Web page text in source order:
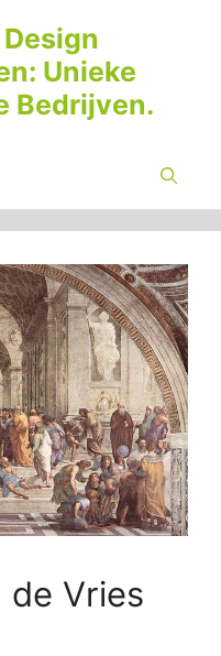
Unieke
Bedrijven.
de Vries